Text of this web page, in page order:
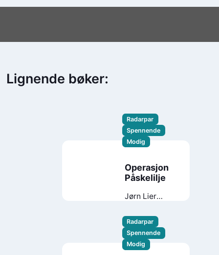
Lignende bøker:
Radarpar
Spennende
Modig
Operasjon
Påskelilje
Jørn Lier
Radarpar
Spennende
Modig